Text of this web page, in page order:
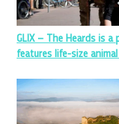
GLIX – The Heards is
features life-size